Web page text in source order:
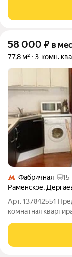
чистенько и
вместительный
58 000 ₽ в
77,8 м² 3-комн.
Фабричная
15
Раменское,
Арт. 137842551
комнатная
можно
комнату отдыха